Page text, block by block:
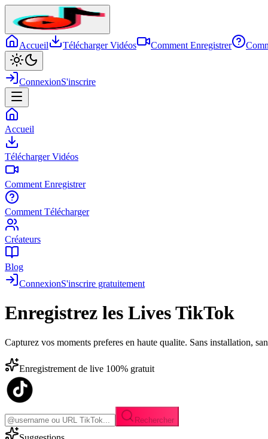
Accueil Télécharger Vidéos Comment Enregistrer
ConnexionS'inscrire
Accueil
Télécharger Vidéos
Comment Enregistrer
Comment Télécharger
Créateurs
Blog
ConnexionS'inscrire gratuitement
Enregistrez les Lives TikTok
Capturez vos moments preferes en haute qualite. Sans installation,
Enregistrement de live 100% gratuit
Rechercher